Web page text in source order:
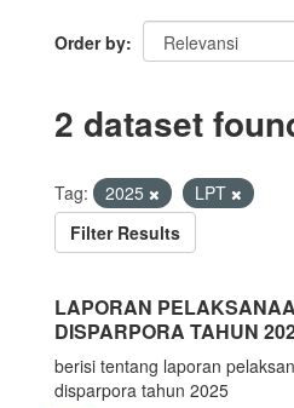
Order by
2 dataset
Tag: 2025
LPT
Filter Results
LAPORAN
DISPARPORA TAHUN
berisi tentang laporan
disparpora tahun 2025